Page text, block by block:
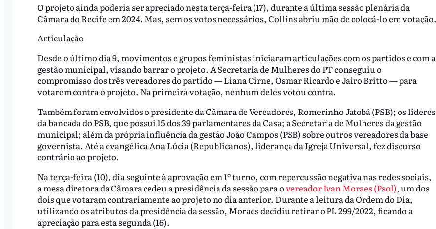
O projeto ainda poderia ser apreciado nesta terça-feira (17), durante a última sessão plenária da
Câmara do Recife em 2024. Mas, sem os votos necessários, Collins abriu mão de colocá-lo em votação.
Articulação
Desde o último dia 9, movimentos e grupos feministas iniciaram articulações com os partidos e com a
gestão municipal, visando barrar o projeto. A Secretaria de Mulheres do PT conseguiu o
compromisso dos três vereadores do partido — Liana Cirne, Osmar Ricardo e Jairo Britto — para
votarem contra o projeto. Na primeira votação, nenhum deles votou contra.
Também foram envolvidos o presidente da Câmara de Vereadores, Romerinho Jatobá (PSB); os líderes
da bancada do PSB, que possui 15 dos 39 parlamentares da Casa; a Secretaria de Mulheres da gestão
municipal; além da própria influência da gestão João Campos (PSB) sobre outros vereadores da base
governista. Até a evangélica Ana Lúcia (Republicanos), liderança da Igreja Universal, fez discurso
contrário ao projeto.
Na terça-feira (10), dia seguinte à aprovação em 1º turno, com repercussão negativa nas redes sociais,
a mesa diretora da Câmara cedeu a presidência da sessão para overeador Ivan Moraes (Psol), um dos
dois que votaram contrariamente ao projeto no dia anterior. Durante a leitura da Ordem do Dia,
utilizando os atributos da presidência da sessão, Moraes decidiu retirar o PL 299/2022, ficando a
apreciação para esta segunda (16).